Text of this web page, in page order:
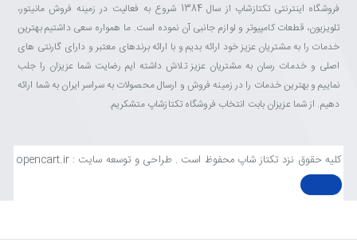
فروشگاه اینترنتی تکتازشاپ از سال 1384 شروع به فعالیت در زمینه فروش مانیتور،
تلویزیون، قطعات کامپیوتر و لوازم جانبی آن نموده است. ما همواره سعی داشتیم بهترین
خدمات را به مشتریان عزیز خود ارائه بدیم و با ارائه برندهای معتبر و دارای گارنتی های
اصلی و خدمات رسان به مشتریان عزیز تلاش داشته ایم رضایت شما عزیزان را جلب
نماییم و بهترین خدمات را در زمینه فروش و ارسال محصولات به سراسر ایران به شما ارائه
دهیم. از شما عزیزان بابت انتخاب فروشگاه تکتازشاپ متشکریم.
کلیه حقوق نزد تکتاز شاپ محفوظ است . طراحی و توسعه سایت : opencart.ir